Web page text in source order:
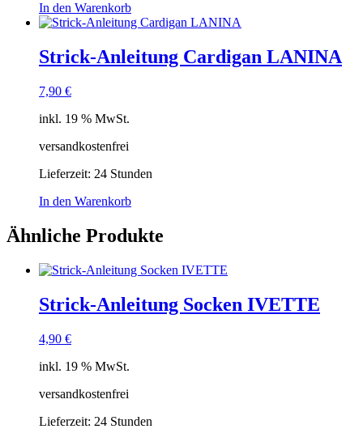
In den Warenkorb
Strick-Anleitung Cardigan LANINA
7,90 €
inkl. 19 % MwSt.
versandkostenfrei
Lieferzeit: 24 Stunden
In den Warenkorb
Ähnliche Produkte
Strick-Anleitung Socken IVETTE
4,90 €
inkl. 19 % MwSt.
versandkostenfrei
Lieferzeit: 24 Stunden